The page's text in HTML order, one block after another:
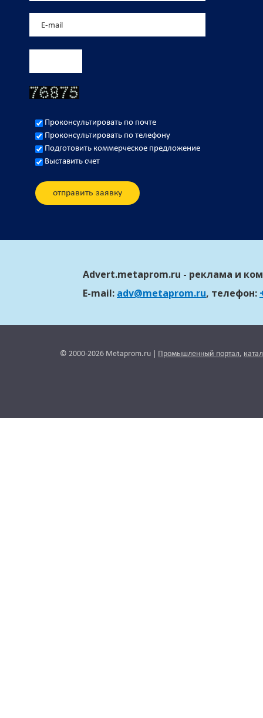
Проконсультировать по почте
Проконсультировать по телефону
Подготовить коммерческое предложение
Выставить счет
Advert.metaprom.ru - реклама и
E-mail: adv@metaprom.ru, телефон:
© 2000-2026 Metaprom.ru | Промышленный портал,